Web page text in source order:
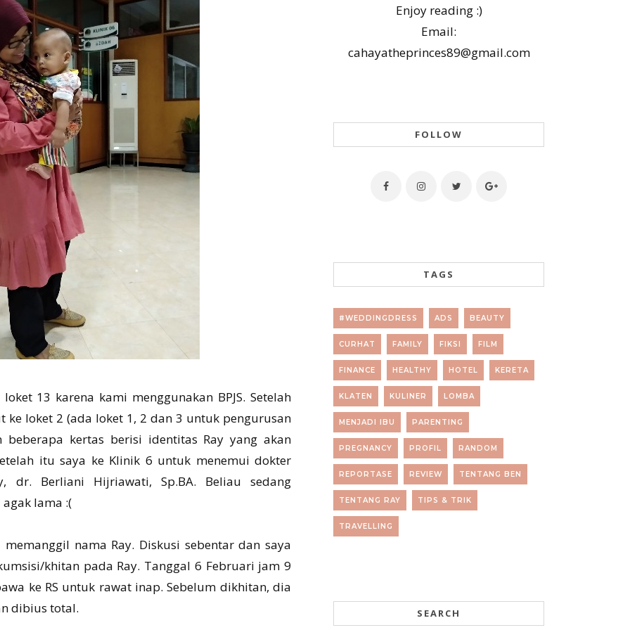
13 karena kami menggunakan BPJS. Setelah
loket 2 (ada loket 1, 2 dan 3 untuk pengurusan
beberapa kertas berisi identitas Ray yang akan
itu saya ke Klinik 6 untuk menemui dokter
dr. Berliani Hijriawati, Sp.BA. Beliau sedang
lama :(
nama Ray. Diskusi sebentar dan saya
khitan pada Ray. Tanggal 6 Februari jam 9
ke RS untuk rawat inap. Sebelum dikhitan, dia
dibius total.
Enjoy reading :)
Email:
cahayatheprinces89@gmail.com
FOLLOW
TAGS
#WEDDINGDRESS ADS BEAUTY
CURHAT FAMILY FIKSI FILM
FINANCE HEALTHY HOTEL KERETA
KLATEN KULINER LOMBA
MENJADI IBU PARENTING
PREGNANCY PROFIL RANDOM
REPORTASE REVIEW TENTANG BEN
TENTANG RAY TIPS & TRIK
TRAVELLING
SEARCH